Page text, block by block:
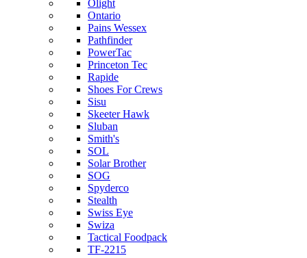
Olight
Ontario
Pains Wessex
Pathfinder
PowerTac
Princeton Tec
Rapide
Shoes For Crews
Sisu
Skeeter Hawk
Sluban
Smith's
SOL
Solar Brother
SOG
Spyderco
Stealth
Swiss Eye
Swiza
Tactical Foodpack
TF-2215